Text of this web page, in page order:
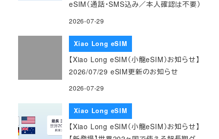
eSIM（通話・SMS込み／本人確認は不要）
2026-07-29
Xiao Long eSIM
【Xiao Long eSIM（小龍eSIM）お知らせ】
2026/07/29 eSIM更新のお知らせ
2026-07-29
Xiao Long eSIM
【Xiao Long eSIM（小龍eSIM）お知らせ】